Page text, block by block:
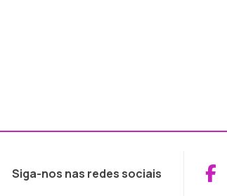
Siga-nos nas redes sociais